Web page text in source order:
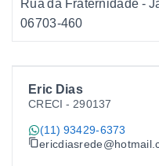
Eric Dias
CRECI - 290137
(11) 93429-6373
Rua da Fraternidade -
06703-460